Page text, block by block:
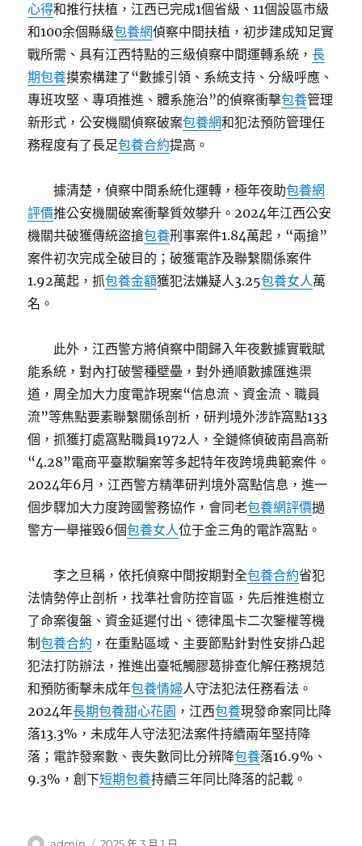
心得和推行扶植，江西已完成1個省級、11個設區市級
和100余個縣級包養網偵察中間扶植，初步建成知足實
戰所需、具有江西特點的三級偵察中間運轉系統，長
期包養摸索構建了“數據引領、系統支持、分級呼應、
專班攻堅、專項推進、體系施治”的偵察衝擊包養管理
新形式，公安機關偵察破案包養網和犯法預防管理任
務程度有了長足包養合約提高。
據清楚，偵察中間系統化運轉，極年夜助包養網
評價推公安機關破案衝擊質效攀升。2024年江西公安
機關共破獲傳統盜搶包養刑事案件1.84萬起，“兩搶”
案件初次完成全破目的；破獲電詐及聯繫關係案件
1.92萬起，抓包養金額獲犯法嫌疑人3.25包養女人萬
名。
此外，江西警方將偵察中間歸入年夜數據實戰賦
能系統，對內打破警種壁壘，對外通順數據匯進渠
道，周全加大力度電詐現案“信息流、資金流、職員
流”等焦點要素聯繫關係剖析，研判境外涉詐窩點133
個，抓獲打處窩點職員1972人，全鏈條偵破南昌高新
“4.28”電商平臺欺騙案等多起特年夜跨境典範案件。
2024年6月，江西警方精準研判境外窩點信息，進一
個步驟加大力度跨國警務協作，會同老包養網評價撾
警方一舉摧毀6個包養女人位于金三角的電詐窩點。
李之旦稱，依托偵察中間按期對全包養合約省犯
法情勢停止剖析，找準社會防控盲區，先后推進樹立
了命案復盤、資金延遲付出、德律風卡二次鑒權等機
制包養合約 ，在重點區域、主要節點針對性安排凸起
犯法打防辦法，推進出臺牴觸膠葛排查化解任務規范
和預防衝擊未成年包養情婦人守法犯法任務看法。
2024年長期包養甜心花園 ，江西包養現發命案同比降
落13.3%，未成年人守法犯法案件持續兩年堅持降
落；電詐發案數、喪失數同比分辨降包養落16.9%、
9.3%，創下短期包養持續三年同比降落的記載。
作
發